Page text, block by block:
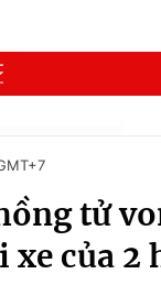
tử
xe của 2